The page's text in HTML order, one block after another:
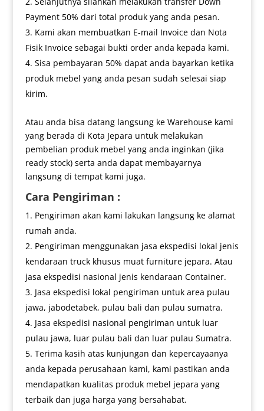
Payment 50% dari total produk yang anda pesan.
Kami akan membuatkan E-mail Invoice dan Nota
Fisik Invoice sebagai bukti order anda kepada kami.
Sisa pembayaran 50% dapat anda bayarkan ketika
produk mebel yang anda pesan sudah selesai siap
kirim.
Atau anda bisa datang langsung ke Warehouse kami
yang berada di Kota Jepara untuk melakukan
pembelian produk mebel yang anda inginkan (jika
ready stock) serta anda dapat membayarnya
langsung di tempat kami juga.
Cara Pengiriman :
Pengiriman akan kami lakukan langsung ke alamat
rumah anda.
Pengiriman menggunakan jasa ekspedisi lokal jenis
kendaraan truck khusus muat furniture jepara. Atau
jasa ekspedisi nasional jenis kendaraan Container.
Jasa ekspedisi lokal pengiriman untuk area pulau
jawa, jabodetabek, pulau bali dan pulau sumatra.
Jasa ekspedisi nasional pengiriman untuk luar
pulau jawa, luar pulau bali dan luar pulau Sumatra.
Terima kasih atas kunjungan dan kepercayaanya
anda kepada perusahaan kami, kami pastikan anda
mendapatkan kualitas produk mebel jepara yang
terbaik dan juga harga yang bersahabat.